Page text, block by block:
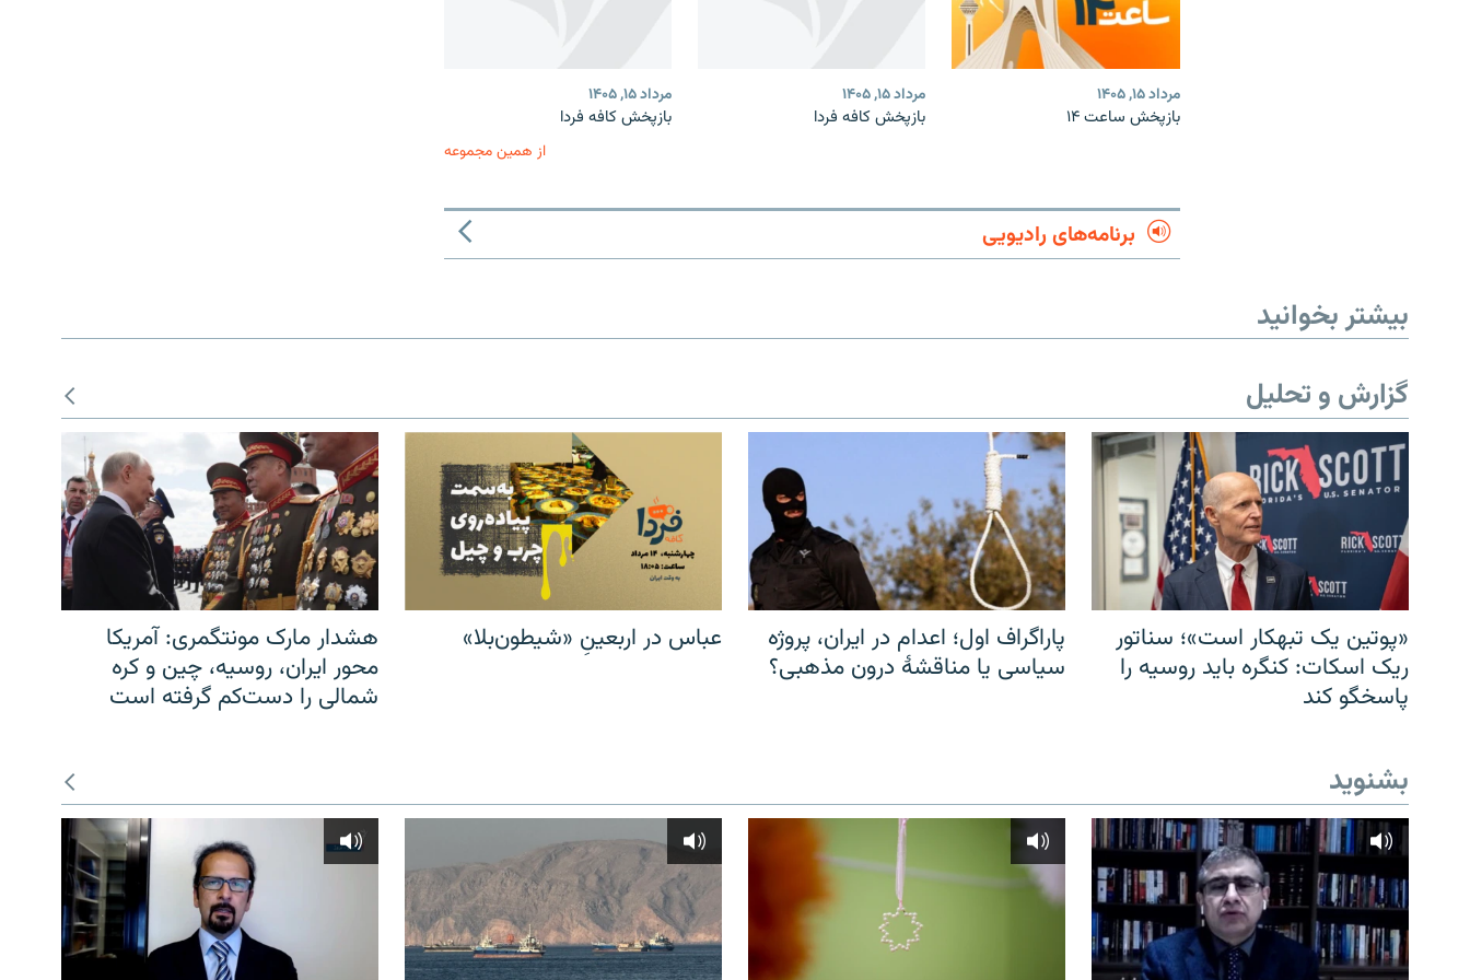
مرداد ۱۵, ۱۴۰۵
بازپخش ساعت ۱۴
مرداد ۱۵, ۱۴۰۵
بازپخش کافه فردا
مرداد ۱۵, ۱۴۰۵
بازپخش کافه فردا
از همین مجموعه
برنامه‌های رادیویی
بیشتر بخوانید
گزارش و تحلیل
«پوتین یک تبهکار است»؛ سناتور
ریک اسکات: کنگره باید روسیه را
پاسخگو کند
پاراگراف اول؛ اعدام در ایران، پروژه
سیاسی یا مناقشهٔ درون مذهبی؟
عباس در اربعینِ «شیطون‌بلا»
هشدار مارک مونتگمری: آمریکا
محور ایران، روسیه، چین و کره
شمالی را دست‌کم گرفته است
بشنوید